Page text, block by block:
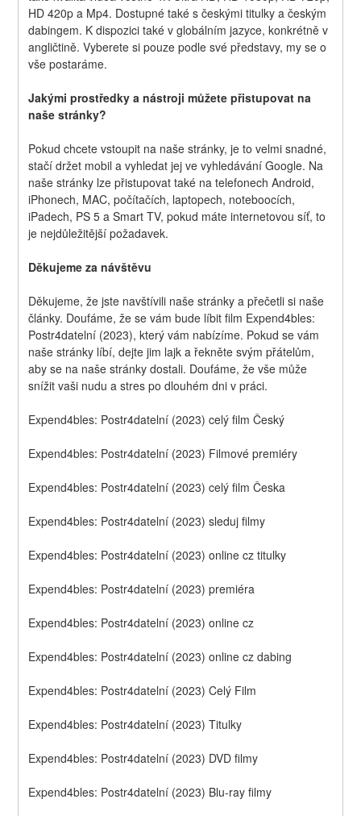
HD 420p a Mp4. Dostupné také s českými titulky a českým
dabingem. K dispozici také v globálním jazyce, konkrétně v
angličtině. Vyberete si pouze podle své představy, my se o
vše postaráme.
Jakými prostředky a nástroji můžete přistupovat na
naše stránky?
Pokud chcete vstoupit na naše stránky, je to velmi snadné,
stačí držet mobil a vyhledat jej ve vyhledávání Google. Na
naše stránky lze přistupovat také na telefonech Android,
iPhonech, MAC, počítačích, laptopech, noteboocích,
iPadech, PS 5 a Smart TV, pokud máte internetovou síť, to
je nejdůležitější požadavek.
Děkujeme za návštěvu
Děkujeme, že jste navštívili naše stránky a přečetli si naše
články. Doufáme, že se vám bude líbit film Expend4bles:
Postr4datelní (2023), který vám nabízíme. Pokud se vám
naše stránky líbí, dejte jim lajk a řekněte svým přátelům,
aby se na naše stránky dostali. Doufáme, že vše může
snížit vaši nudu a stres po dlouhém dni v práci.
Expend4bles: Postr4datelní (2023) celý film Český
Expend4bles: Postr4datelní (2023) Filmové premiéry
Expend4bles: Postr4datelní (2023) celý film Česka
Expend4bles: Postr4datelní (2023) sleduj filmy
Expend4bles: Postr4datelní (2023) online cz titulky
Expend4bles: Postr4datelní (2023) premiéra
Expend4bles: Postr4datelní (2023) online cz
Expend4bles: Postr4datelní (2023) online cz dabing
Expend4bles: Postr4datelní (2023) Celý Film
Expend4bles: Postr4datelní (2023) Titulky
Expend4bles: Postr4datelní (2023) DVD filmy
Expend4bles: Postr4datelní (2023) Blu-ray filmy